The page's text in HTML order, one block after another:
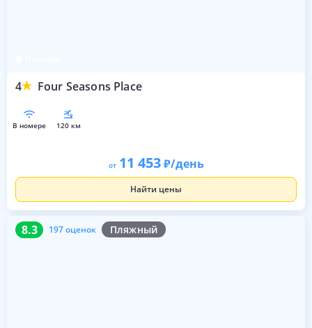
4 Four Seasons Place
в номере 120 км
от 11 453 /день
Найти цены
8.3 197 оценок Пляжный
8.3 197 оценок